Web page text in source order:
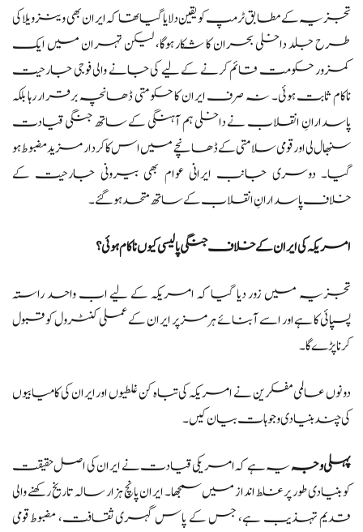
تجزیہ کے مطابق ٹرمپ کو یقین دلایا گیا تھا کہ ایران بھی وینزویلا کی
طرح جلد داخلی بحران کا شکار ہوگا، لیکن تہران میں ایک
کمزور حکومت قائم کرنے کے لیے کی جانے والی فوجی جارحیت
ناکام ثابت ہوئی۔ نہ صرف ایران کا حکومتی ڈھانچہ برقرار رہا بلکہ
پاسدارانِ انقلاب نے داخلی ہم آہنگی کے ساتھ جنگی قیادت
سنبھال لی اور قومی سلامتی کے ڈھانچے میں اس کا کردار مزید مضبوط ہو
گیا۔ دوسری جانب ایرانی عوام بھی بیرونی جارحیت کے
خلاف پاسدارانِ انقلاب کے ساتھ متحد ہو گئے۔
امریکہ کی ایران کے خلاف جنگی پالیسی کیوں ناکام ہوئی؟
تجزیہ میں زور دیا گیا کہ امریکہ کے لیے اب واحد راستہ
پسپائی کا ہے اور اسے آبنائے ہرمز پر ایران کے عملی کنٹرول کو قبول
کرنا پڑے گا۔
دونوں عالمی مفکرین نے امریکہ کی تباہ کن غلطیوں اور ایران کی کامیابیوں
کی چند بنیادی وجوہات بیان کیں۔
پہلی وجہیہ ہے کہ امریکی قیادت نے ایران کی اصل حقیقت
کو بنیادی طور پر غلط انداز میں سمجھا۔ ایران پانچ ہزار سالہ تاریخ رکھنے والی
قدیم تہذیب ہے، جس کے پاس گہری ثقافت، مضبوط قومی